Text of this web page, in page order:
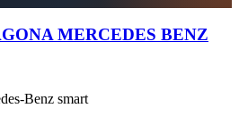
MERCEDES BENZ
Benz smart